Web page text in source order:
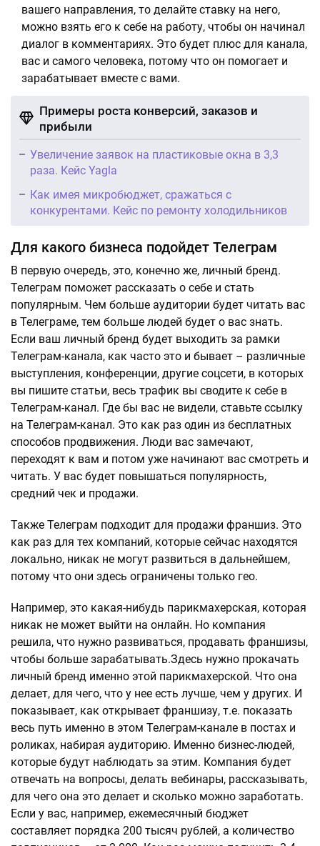
вашего направления, то делайте ставку на него,
можно взять его к себе на работу, чтобы он начинал
диалог в комментариях. Это будет плюс для канала,
вас и самого человека, потому что он помогает и
зарабатывает вместе с вами.
Примеры роста конверсий, заказов и
прибыли
Увеличение заявок на пластиковые окна в 3,3
раза. Кейс Yagla
Как имея микробюджет, сражаться с
конкурентами. Кейс по ремонту холодильников
Для какого бизнеса подойдет Телеграм
В первую очередь, это, конечно же, личный бренд.
Телеграм поможет рассказать о себе и стать
популярным. Чем больше аудитории будет читать вас
в Телеграме, тем больше людей будет о вас знать.
Если ваш личный бренд будет выходить за рамки
Телеграм-канала, как часто это и бывает – различные
выступления, конференции, другие соцсети, в которых
вы пишите статьи, весь трафик вы сводите к себе в
Телеграм-канал. Где бы вас не видели, ставьте ссылку
на Телеграм-канал. Это как раз один из бесплатных
способов продвижения. Люди вас замечают,
переходят к вам и потом уже начинают вас смотреть и
читать. У вас будет повышаться популярность,
средний чек и продажи.
Также Телеграм подходит для продажи франшиз. Это
как раз для тех компаний, которые сейчас находятся
локально, никак не могут развиться в дальнейшем,
потому что они здесь ограничены только гео.
Например, это какая-нибудь парикмахерская, которая
никак не может выйти на онлайн. Но компания
решила, что нужно развиваться, продавать франшизы,
чтобы больше зарабатывать.Здесь нужно прокачать
личный бренд именно этой парикмахерской. Что она
делает, для чего, что у нее есть лучше, чем у других. И
показывает, как открывает франшизу, т.е. показать
весь путь именно в этом Телеграм-канале в постах и
роликах, набирая аудиторию. Именно бизнес-людей,
которые будут наблюдать за этим. Компания будет
отвечать на вопросы, делать вебинары, рассказывать,
для чего она это делает и сколько можно заработать.
Если у вас, например, ежемесячный бюджет
составляет порядка 200 тысяч рублей, а количество